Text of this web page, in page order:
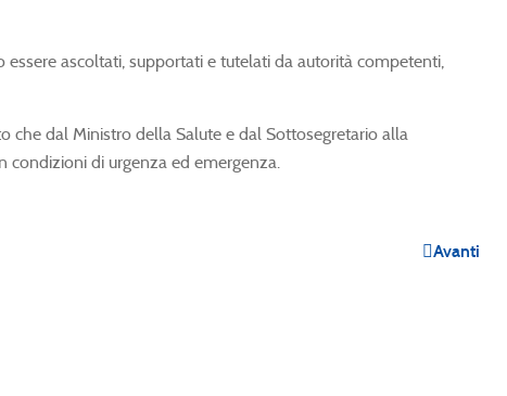
ascoltati, supportati e tutelati da autorità competenti,
che dal Ministro della Salute e dal Sottosegretario alla
condizioni di urgenza ed emergenza.
Avanti